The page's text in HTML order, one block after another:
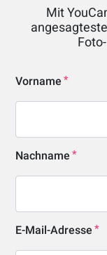
Mit
Vorname
Nachname
E-Mail-Adresse